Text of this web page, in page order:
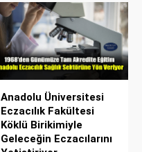
Anadolu Üniversitesi
Eczacılık Fakültesi
Köklü Birikimiyle
Geleceğin Eczacılarını